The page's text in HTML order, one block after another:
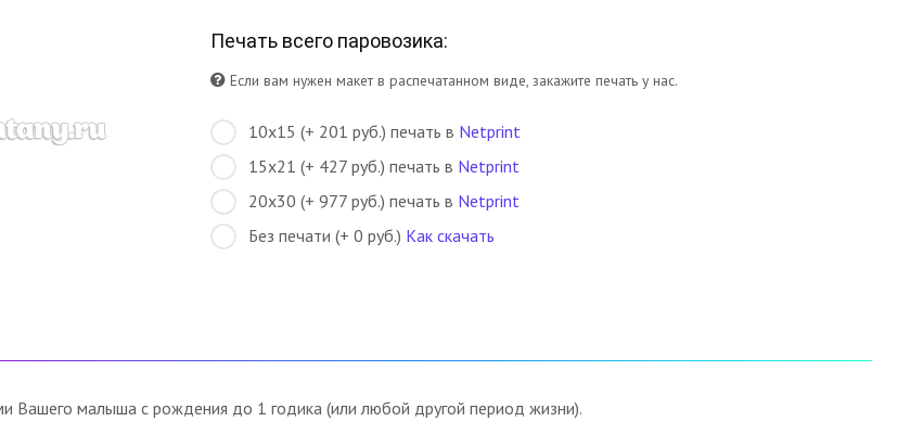
Печать всего паровозика:
Если вам нужен макет в распечатанном виде, закажите печать у нас.
10х15 (+ 201 руб.) печать в Netprint
15х21 (+ 427 руб.) печать в Netprint
20х30 (+ 977 руб.) печать в Netprint
Без печати (+ 0 руб.) Как скачать
Вашего малыша с рождения до 1 годика (или любой другой период жизни).